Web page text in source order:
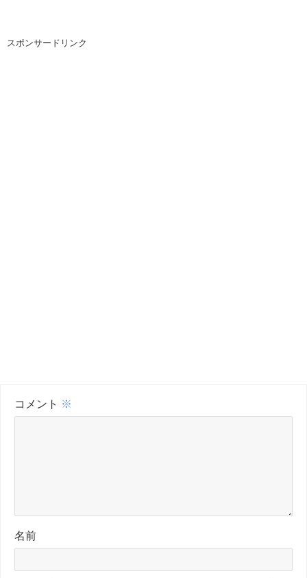
スポンサードリンク
コメント ※
名前